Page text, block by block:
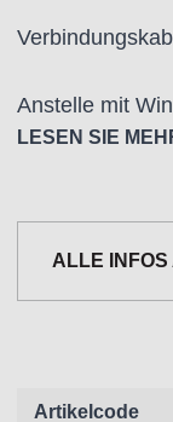
Anstelle mit
erhältlich.
LESEN SIE
ALLE INFOS
Artikelcode